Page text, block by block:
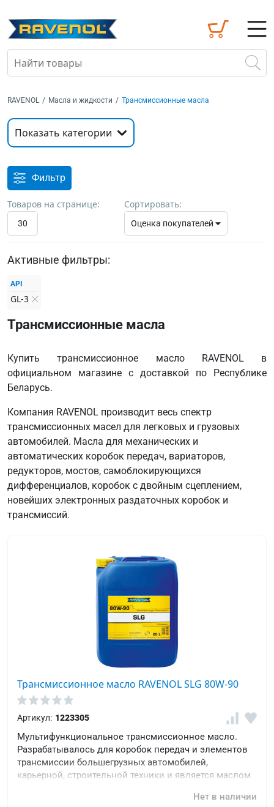
RAVENOL / Масла и жидкости / Трансмиссионные масла
Показать категории
Фильтр
Товаров на странице:
30
Сортировать:
Оценка покупателей
Активные фильтры:
API
GL-3
Трансмиссионные масла
Купить трансмиссионное масло RAVENOL в
официальном магазине с доставкой по Республике
Беларусь.
Компания RAVENOL производит весь спектр
трансмиссионных масел для легковых и грузовых
автомобилей. Масла для механических и
автоматических коробок передач, вариаторов,
редукторов, мостов, самоблокирующихся
дифференциалов, коробок с двойным сцеплением,
новейших электронных раздаточных коробок и
трансмиссий.
Трансмиссионное масло RAVENOL SLG 80W-90
Артикул: 1223305
Мультифункциональное трансмиссионное масло.
Разрабатывалось для коробок передач и элементов
трансмиссии большегрузных автомобилей,
карьерной, строительной техники и является маслом
Нет в наличии